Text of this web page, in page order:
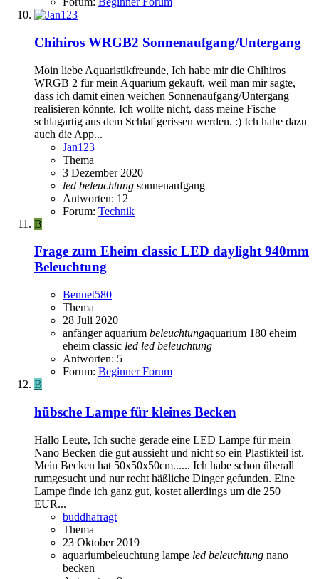
Chihiros WRGB2 Sonnenaufgang/Untergang
Moin liebe Aquaristikfreunde, Ich habe mir die Chihiros
WRGB 2 für mein Aquarium gekauft, weil man mir sagte,
dass ich damit einen weichen Sonnenaufgang/Untergang
realisieren könnte. Ich wollte nicht, dass meine Fische
schlagartig aus dem Schlaf gerissen werden. :) Ich habe dazu
auch die App...
Jan123
Thema
3 Dezember 2020
led beleuchtung sonnenaufgang
Antworten: 12
Forum: Technik
B
Frage zum Eheim classic LED daylight 940mm
Beleuchtung
Bennet580
Thema
28 Juli 2020
anfänger aquarium beleuchtungaquarium 180 eheim
eheim classic led led beleuchtung
Antworten: 5
Forum: Beginner Forum
B
hübsche Lampe für kleines Becken
Hallo Leute, Ich suche gerade eine LED Lampe für mein
Nano Becken die gut aussieht und nicht so ein Plastikteil ist.
Mein Becken hat 50x50x50cm...... Ich habe schon überall
rumgesucht und nur recht häßliche Dinger gefunden. Eine
Lampe finde ich ganz gut, kostet allerdings um die 250
EUR...
buddhafragt
Thema
23 Oktober 2019
aquariumbeleuchtung lampe led beleuchtung nano
becken